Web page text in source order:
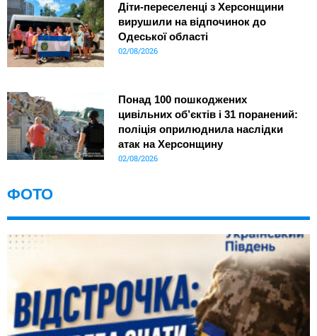
Діти-переселенці з Херсонщини
вирушили на відпочинок до
Одеської області
02/08/2026
Понад 100 пошкоджених
цивільних об’єктів і 31 поранений:
поліція оприлюднила наслідки
атак на Херсонщину
02/08/2026
ФОТО